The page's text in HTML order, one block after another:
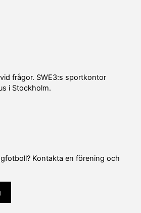
frågor. SWE3:s sportkontor
i Stockholm.
Kontakta en förening och